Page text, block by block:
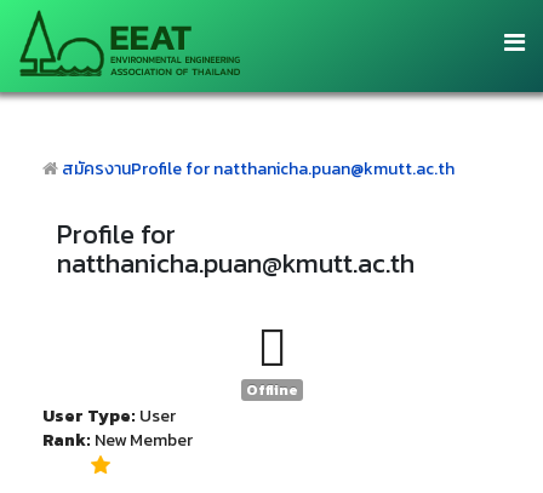
สมัครงานProfile for natthanicha.puan@kmutt.ac.th
Profile for
natthanicha.puan@kmutt.ac.th
Offline
User Type: User
Rank: New Member